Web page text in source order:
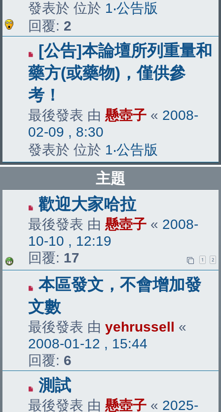
發表於 位於 1‧公告版
回覆: 2
[公告]本論壇所列重量和
藥方(或藥物)，僅供參
考！
最後發表 由 懸壺子 « 2008-
02-09 , 8:30
發表於 位於 1‧公告版
主題
歡迎大家哈拉
最後發表 由 懸壺子 « 2008-
10-10 , 12:19
回覆: 17 1 2
本區發文，不會增加發
文數
最後發表 由 yehrussell «
2008-01-12 , 15:44
回覆: 6
測試
最後發表 由 懸壺子 « 2025-